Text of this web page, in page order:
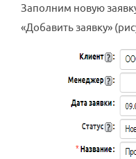
Заполним новую
«Добавить заявку»